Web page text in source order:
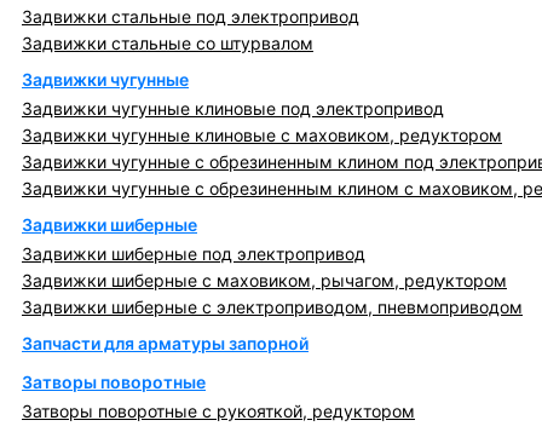
Задвижки стальные под электропривод
Задвижки стальные со штурвалом
Задвижки чугунные
Задвижки чугунные клиновые под электропривод
Задвижки чугунные клиновые с маховиком, редуктором
Задвижки чугунные с обрезиненным клином под
Задвижки чугунные с обрезиненным клином с маховиком,
Задвижки шиберные
Задвижки шиберные под электропривод
Задвижки шиберные с маховиком, рычагом, редуктором
Задвижки шиберные с электроприводом, пневмоприводом
Запчасти для арматуры запорной
Затворы поворотные
Затворы поворотные с рукояткой, редуктором